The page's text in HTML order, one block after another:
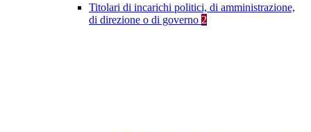
Titolari di incarichi politici, di amministrazione,
di direzione o di governo 2